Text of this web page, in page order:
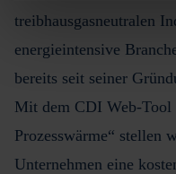
treibhausgasneutralen
energieintensive
bereits seit seiner
Mit dem CDI Web-Tool
Prozesswärme“ stellen
Unternehmen eine